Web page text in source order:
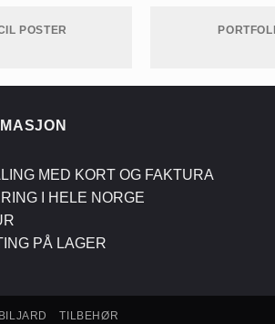
POSTER
MED KORT OG FAKTURA
I HELE NORGE
PÅ LAGER
BILJARD TILBEHØR